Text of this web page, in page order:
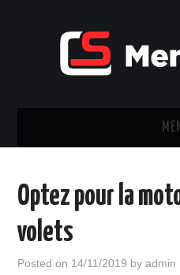
CHÂSSIS
Optez pour la
volets
Posted on 14/11/2019 byadmin